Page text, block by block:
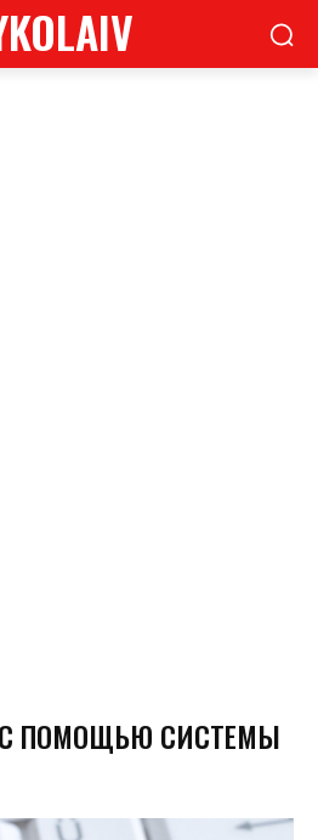
С ПОМОЩЬЮ СИСТЕМЫ